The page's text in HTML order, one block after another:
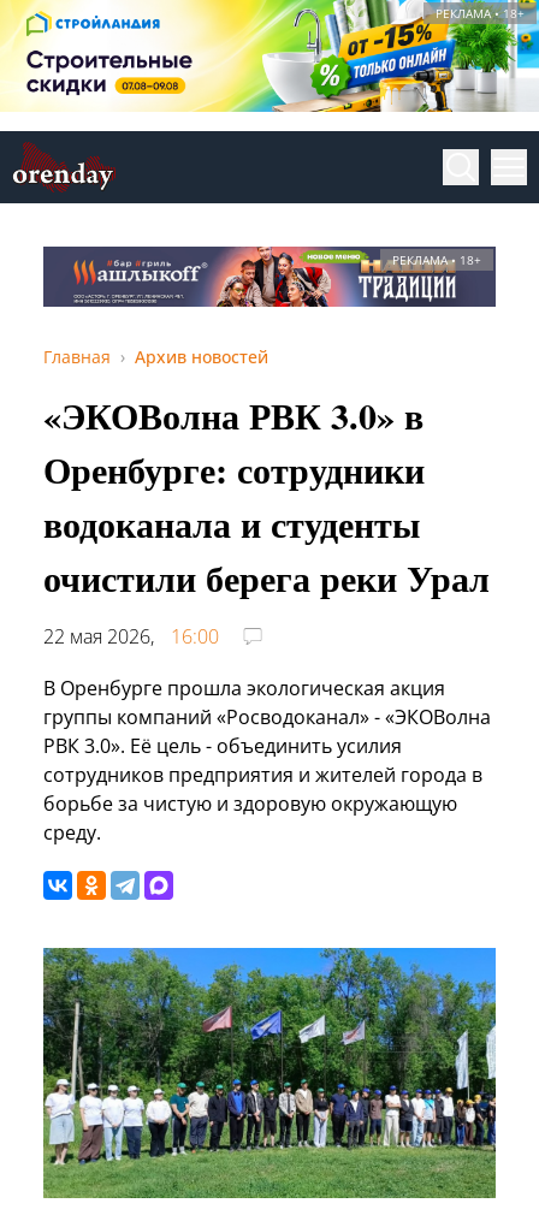
РЕКЛАМА • 18+
РЕКЛАМА • 18+
Главная Архив новостей
«ЭКОВолна РВК 3.0» в
Оренбурге: сотрудники
водоканала и студенты
очистили берега реки Урал
22 мая 2026,
16:00
В Оренбурге прошла экологическая акция
группы компаний «Росводоканал» - «ЭКОВолна
РВК 3.0». Её цель - объединить усилия
сотрудников предприятия и жителей города в
борьбе за чистую и здоровую окружающую
среду.